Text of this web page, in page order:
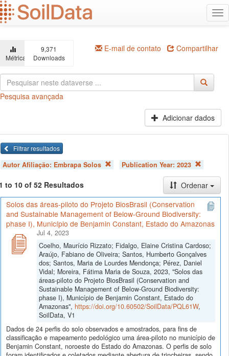
Ir
para
o
principal
Métricas
9,371
Downloads
E-mail de contato Compartilhar
Pesquisa avançada
Adicionar dados
Filtrar resultados
Autor Afiliação: Embrapa Solos Publication Year:2023
to 10 of 52 Resultados
Ordenar
Solos das áreas-piloto do Projeto BiosBrasil (Conservation
and Sustainable Management of Below-Ground Biodiversity:
phase I), Município de Benjamin Constant, Estado do Amazonas
Jul 4, 2023
Coelho, Maurício Rizzato; Fidalgo, Elaine Cristina Cardoso;
Araújo, Fabiano de Oliveira; Santos, Humberto Gonçalves
dos; Santos, Maria de Lourdes Mendonça; Pérez, Daniel
Vidal; Moreira, Fátima Maria de Souza, 2023, "Solos das
áreas-piloto do Projeto BiosBrasil (Conservation and
Sustainable Management of Below-Ground Biodiversity:
phase I), Município de Benjamin Constant, Estado do
Amazonas", https://doi.org/10.60502/SoilData/PQL61W,
SoilData, V1
Dados de 24 perfis do solo observados e amostrados, para fins de
classificação e mapeamento pedológico uma área-piloto no município de
Benjamin Constant, noroeste do Estado do Amazonas. O perfis de solo